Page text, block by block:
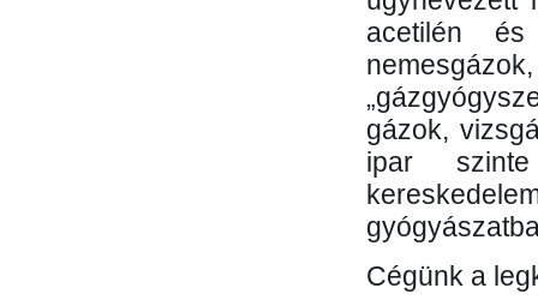
acetilén és
gázok,
ipar
Cégünk a